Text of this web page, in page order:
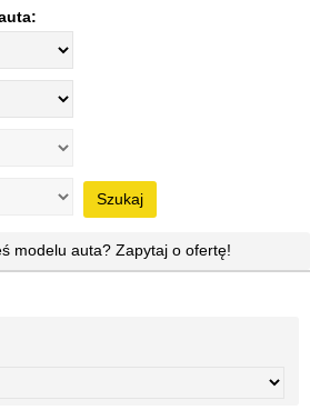
Szukaj
modelu auta? Zapytaj o ofertę!